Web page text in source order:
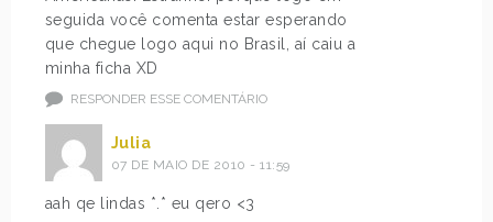
seguida você comenta estar esperando
que chegue logo aqui no Brasil, aí caiu a
minha ficha XD
RESPONDER ESSE COMENTÁRIO
Julia
07 DE MAIO DE 2010 - 11:59
aah qe lindas *.* eu qero <3